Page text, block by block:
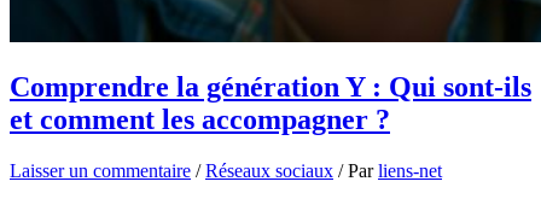
Comprendre la génération Y : Qui sont-ils
et comment les accompagner ?
Laisser un commentaire /Réseaux sociaux / Parliens-net